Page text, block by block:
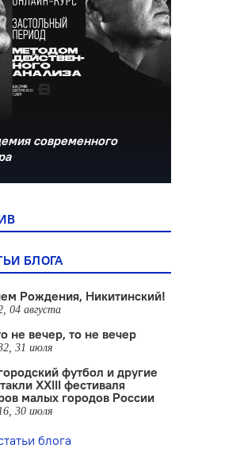
современного
БЛОГА
Рождения, Никитинский!
04 августа
не вечер, то не вечер
31 июля
футбол и другие
XXIII фестиваля
малых городов России
30 июля
блога